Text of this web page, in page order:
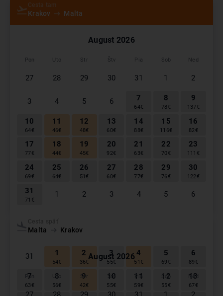
Cesta tam
Krakov Malta
August 2026
Pon Uto Str Štv Pia Sob Ned
27 28 29 30 31 1 2
3 4 5 6 7
64€
8
78 €
9
137€
10
64€
11
46€
12
48€
13
60€
14
88€
15
116€
16
82 €
17
77€
18
44€
19
45€
20
92€
21
63 €
22
70 €
23
111 €
24
69 €
25
64€
26
51 €
27
60 €
28
77€
29
76€
30
122€
31
71 €
1 2 3 4 5 6
31 1
54€
2
36€
3
55€
4
51€
5
69 €
6
89 €
7
63 €
8
56€
9
42€
10
55€
11
59€
12
55€
13
67€
Malta Krakov
August 2026
Pon Uto Str Štv Pia Sob Ned